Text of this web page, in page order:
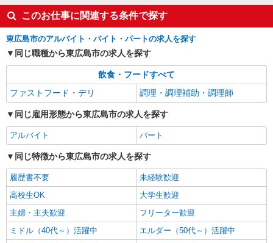
このお仕事に関連する条件で探す
東広島市のアルバイト・バイト・パートの求人を探す
同じ職種から東広島市の求人を探す
飲食・フードすべて
ファストフード・デリ
調理・調理補助・調理師
同じ雇用形態から東広島市の求人を探す
アルバイト パート
同じ特徴から東広島市の求人を探す
履歴書不要
未経験歓迎
高校生OK
大学生歓迎
主婦・主夫歓迎
フリーター歓迎
ミドル（40代～）活躍中
エルダー（50代～）活躍中